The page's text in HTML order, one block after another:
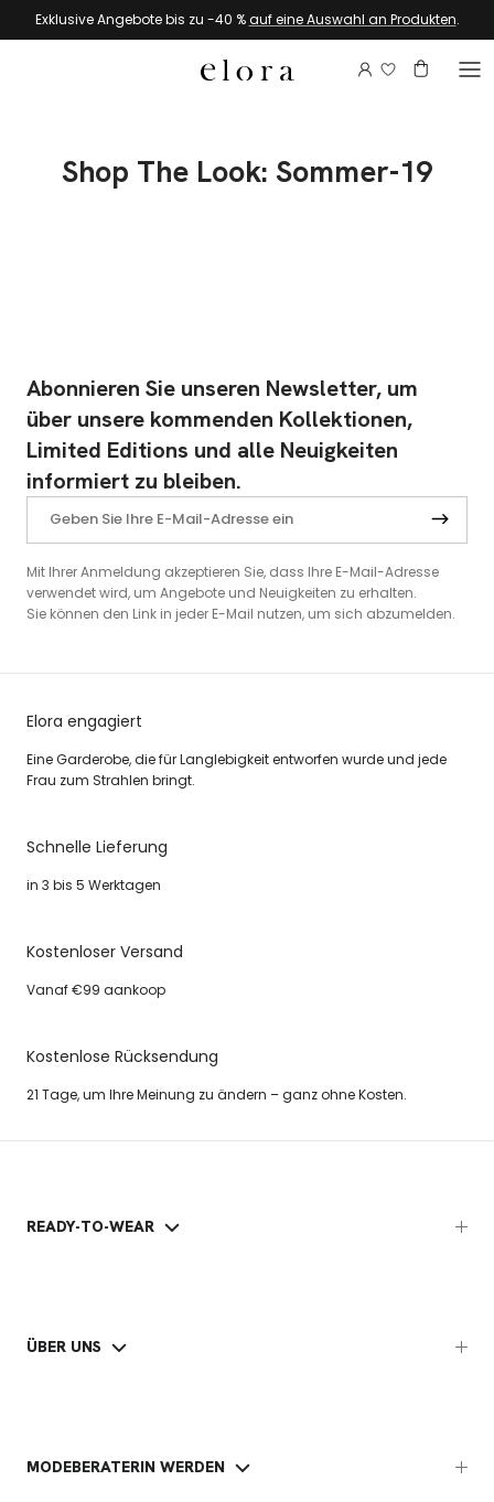
Zum Inhalt springen
Exklusive Angebote bis zu -40 %auf eine Auswahl an Produkten.
KontoMelden Sie
Shop The Look: Sommer-19
Abonnieren Sie unseren Newsletter, um
über unsere kommenden Kollektionen,
Limited Editions und alle Neuigkeiten
informiert zu bleiben.
Mit Ihrer Anmeldung akzeptieren Sie, dass Ihre E-Mail-Adresse
verwendet wird, um Angebote und Neuigkeiten zu erhalten.
Sie können den Link in jeder E-Mail nutzen, um sich abzumelden.
Elora engagiert
Eine Garderobe, die für Langlebigkeit entworfen wurde und jede
Frau zum Strahlen bringt.
Schnelle Lieferung
in 3 bis 5 Werktagen
Kostenloser Versand
Vanaf €99 aankoop
Kostenlose Rücksendung
21 Tage, um Ihre Meinung zu ändern – ganz ohne Kosten.
READY-TO-WEAR
ÜBER UNS
MODEBERATERIN WERDEN